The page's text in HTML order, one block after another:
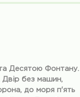
Десятою Фонтану.
Двір без машин,
до моря п'ять